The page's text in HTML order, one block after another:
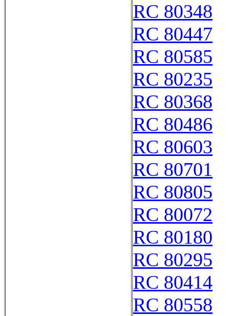
RC 80348
RC 80447
RC 80585
RC 80235
RC 80368
RC 80486
RC 80603
RC 80701
RC 80805
RC 80072
RC 80180
RC 80295
RC 80414
RC 80558